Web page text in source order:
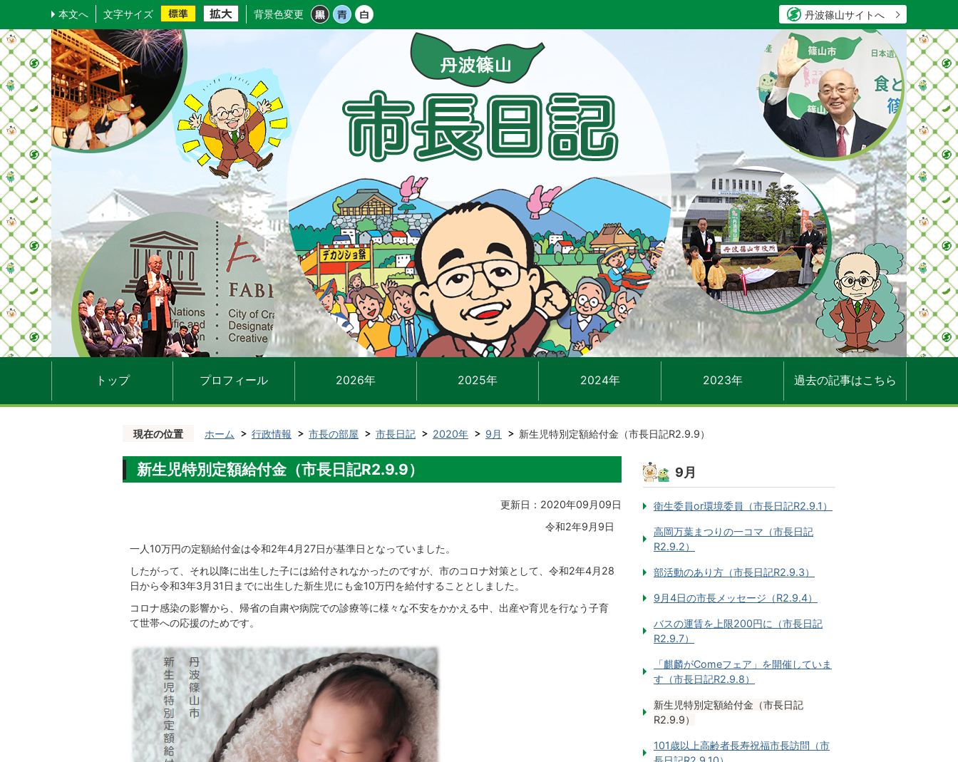
本文へ 文字サイズ 背景色変更 丹波篠山サイトへ
トップ プロフィール 2026年 2025年 2024年 2023年 過去の記事はこちら
現在の位置 ホーム 行政情報 市長の部屋 市長日記 2020年 9月 新生児特別定額給付金（市長日記R2.9.9）
新生児特別定額給付金（市長日記R2.9.9）
更新日：2020年09月09日
令和2年9月9日
一人10万円の定額給付金は令和2年4月27日が基準日となっていました。
したがって、それ以降に出生した子には給付されなかったのですが、市のコロナ対策として、令和2年4月28
日から令和3年3月31日までに出生した新生児にも金10万円を給付することとしました。
コロナ感染の影響から、帰省の自粛や病院での診療等に様々な不安をかかえる中、出産や育児を行なう子育
て世帯への応援のためです。
9月
衛生委員or環境委員（市長日記R2.9.1）
高岡万葉まつりの一コマ（市長日記
R2.9.2）
部活動のあり方（市長日記R2.9.3）
9月4日の市長メッセージ（R2.9.4）
バスの運賃を上限200円に（市長日記
R2.9.7）
「麒麟がComeフェア」を開催していま
す（市長日記R2.9.8）
新生児特別定額給付金（市長日記
R2.9.9）
101歳以上高齢者長寿祝福市長訪問（市